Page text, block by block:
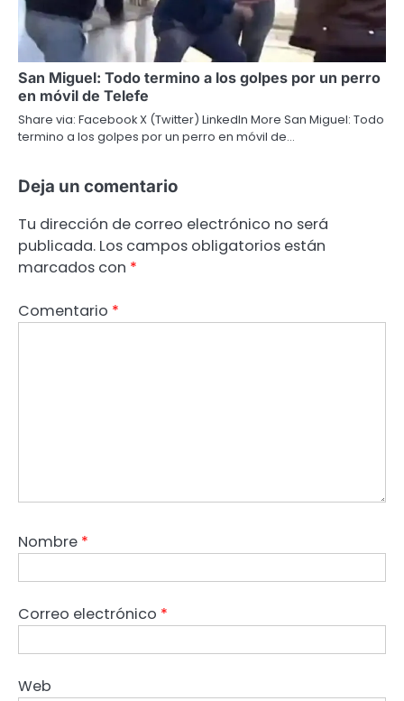
San Miguel: Todo termino a los golpes por un perro
en móvil de Telefe
Share via: Facebook X (Twitter) LinkedIn More San Miguel: Todo
termino a los golpes por un perro en móvil de…
Deja un comentario
Tu dirección de correo electrónico no será
publicada. Los campos obligatorios están
marcados con *
Comentario *
Nombre *
Correo electrónico *
Web